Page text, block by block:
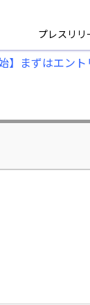
プレスリリ
】まずはエン